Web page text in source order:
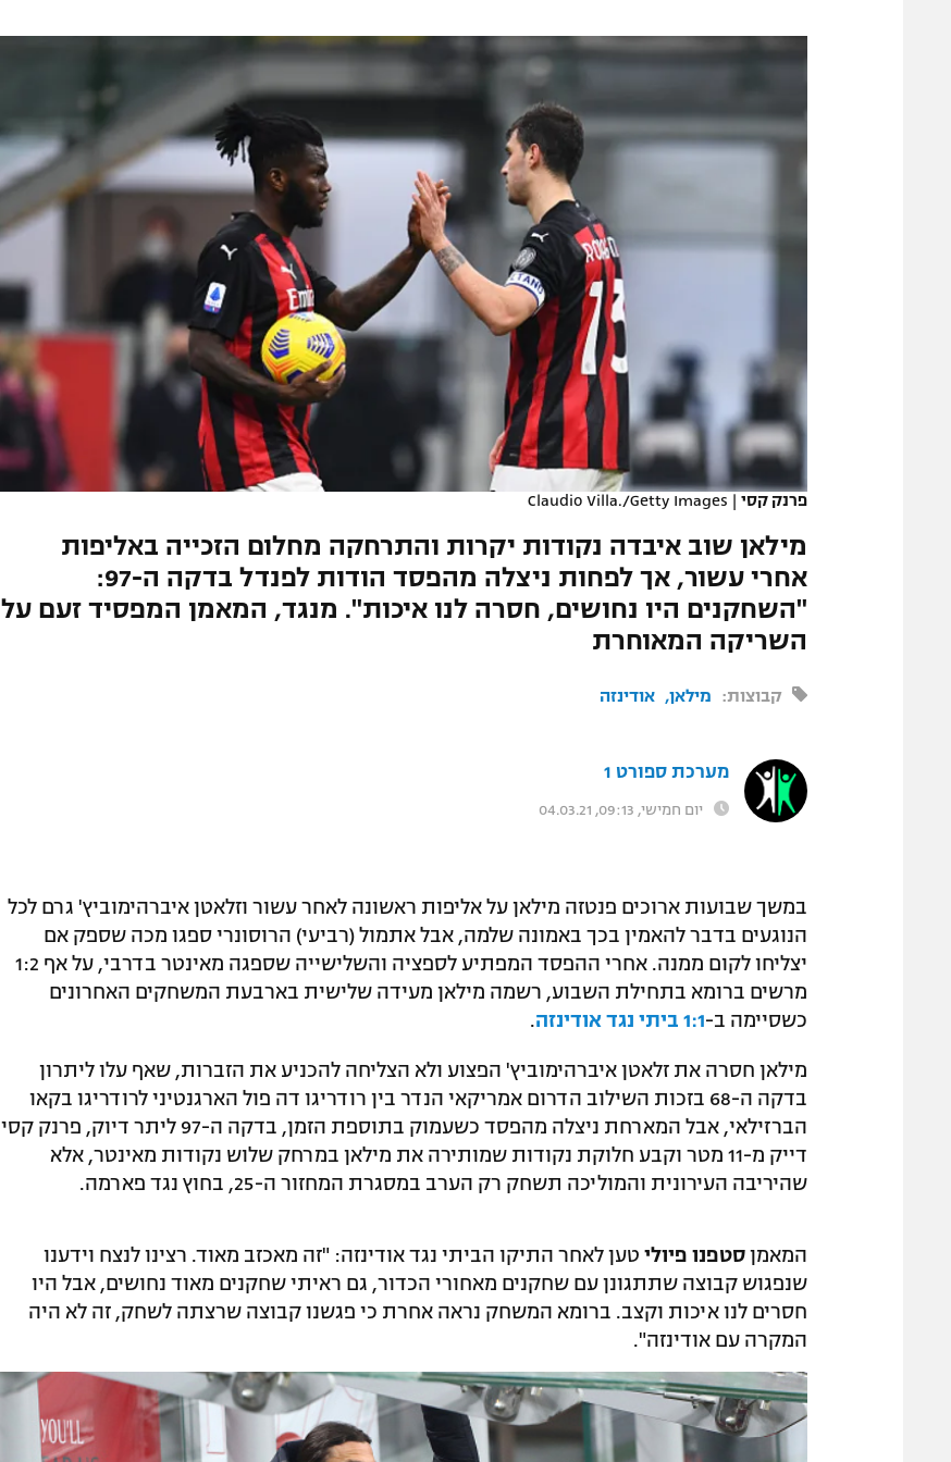
תקנון עבור פעילות ספורט 1 – "מרלן"
טניס
תנאי שימוש
רשיון להקרנה פומבית לבית עסק
הצטרפות לחבילת הערוצים
לוח דרושים – ג'ובנט
המגזין
הפועל תל אביב
הפועל חיפה
מכבי נתניה
בני יהודה
ליגה סינית
ליגה ברזילאית
ליגות נוספות
פרנק קסי |
Claudio Villa./Getty Images
מילאן שוב איבדה נקודות יקרות והתרחקה מחלום הזכייה באליפות
אחרי עשור, אך לפחות ניצלה מהפסד הודות לפנדל בדקה ה-97:
"השחקנים היו נחושים, חסרה לנו איכות". מנגד, המאמן המפסיד זעם על
השריקה המאוחרת
קבוצות: מילאן אודינזה
מערכת ספורט 1
יום חמישי, 09:13, 04.03.21
במשך שבועות ארוכים פנטזה מילאן על אליפות ראשונה לאחר עשור וזלאטן איברהימוביץ' גרם לכל
הנוגעים בדבר להאמין בכך באמונה שלמה, אבל אתמול (רביעי) הרוסונרי ספגו מכה שספק אם
יצליחו לקום ממנה. אחרי ההפסד המפתיע לספציה והשלישייה שספגה מאינטר בדרבי, על אף 1:2
מרשים ברומא בתחילת השבוע, רשמה מילאן מעידה שלישית בארבעת המשחקים האחרונים
כשסיימה ב-1:1 ביתי נגד אודינזה .
מילאן חסרה את זלאטן איברהימוביץ' הפצוע ולא הצליחה להכניע את הזברות, שאף עלו ליתרון
בדקה ה-68 בזכות השילוב הדרום אמריקאי הנדר בין רודריגו דה פול הארגנטיני לרודריגו בקאו
הברזילאי, אבל המארחת ניצלה מהפסד כשעמוק בתוספת הזמן, בדקה ה-97 ליתר דיוק, פרנק קסי
דייק מ-11 מטר וקבע חלוקת נקודות שמותירה את מילאן במרחק שלוש נקודות מאינטר, אלא
שהיריבה העירונית והמוליכה תשחק רק הערב במסגרת המחזור ה-25, בחוץ נגד פארמה.
המאמן סטפנו פיולי טען לאחר התיקו הביתי נגד אודינזה: "זה מאכזב מאוד. רצינו לנצח וידענו
שנפגוש קבוצה שתתגונן עם שחקנים מאחורי הכדור, גם ראיתי שחקנים מאוד נחושים, אבל היו
חסרים לנו איכות וקצב. ברומא המשחק נראה אחרת כי פגשנו קבוצה שרצתה לשחק, זה לא היה
המקרה עם אודינזה".